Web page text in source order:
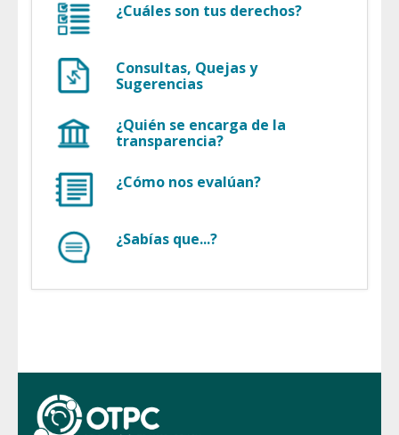
¿Cuáles son tus derechos?
Consultas, Quejas y
Sugerencias
¿Quién se encarga de la
transparencia?
¿Cómo nos evalúan?
¿Sabías que...?